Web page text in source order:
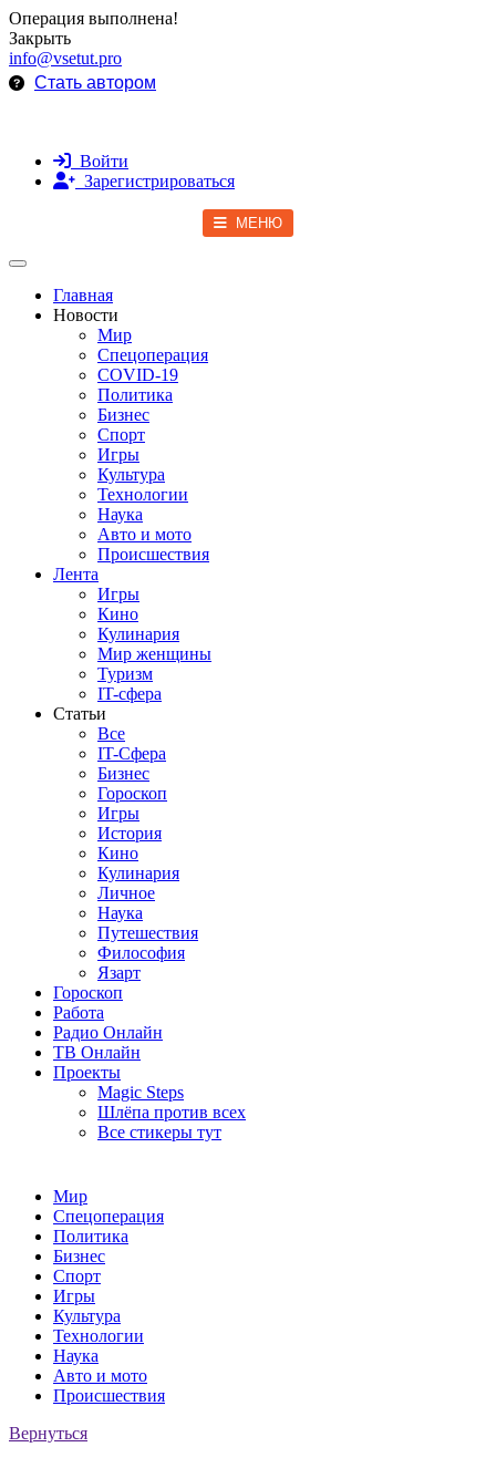
Операция выполнена!
Закрыть
info@vsetut.pro
Стать автором
Войти
Зарегистрироваться
МЕНЮ
Toggle navigation
Главная
Новости
Мир
Спецоперация
COVID-19
Политика
Бизнес
Спорт
Игры
Культура
Технологии
Наука
Авто и мото
Происшествия
Лента
Игры
Кино
Кулинария
Мир женщины
Туризм
IT-сфера
Статьи
Все
IT-Сфера
Бизнес
Гороскоп
Игры
История
Кино
Кулинария
Личное
Наука
Путешествия
Философия
Язарт
Гороскоп
Работа
Радио Онлайн
ТВ Онлайн
Проекты
Magic Steps
Шлёпа против всех
Все стикеры тут
Мир
Спецоперация
Политика
Бизнес
Спорт
Игры
Культура
Технологии
Наука
Авто и мото
Происшествия
Вернуться